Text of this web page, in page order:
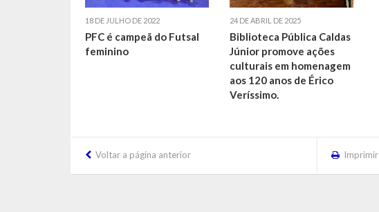
18 DE JULHO DE 2022
PFC é campeã do Futsal
feminino
24 DE ABRIL DE 2025
Biblioteca Pública Caldas
Júnior promove ações
culturais em homenagem
aos 120 anos de Érico
Veríssimo.
Voltar a página anterior Imprimir